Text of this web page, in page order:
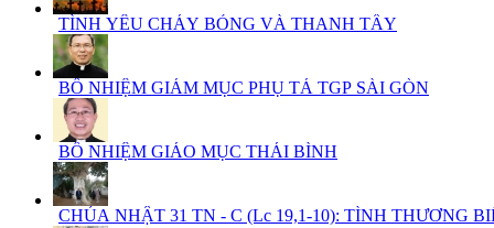
TÌNH YÊU CHÁY BỎNG VÀ THANH TẨY
BỔ NHIỆM GIÁM MỤC PHỤ TÁ TGP SÀI GÒN
BỔ NHIỆM GIÁO MỤC THÁI BÌNH
CHÚA NHẬT 31 TN - C (Lc 19,1-10): TÌNH THƯƠNG